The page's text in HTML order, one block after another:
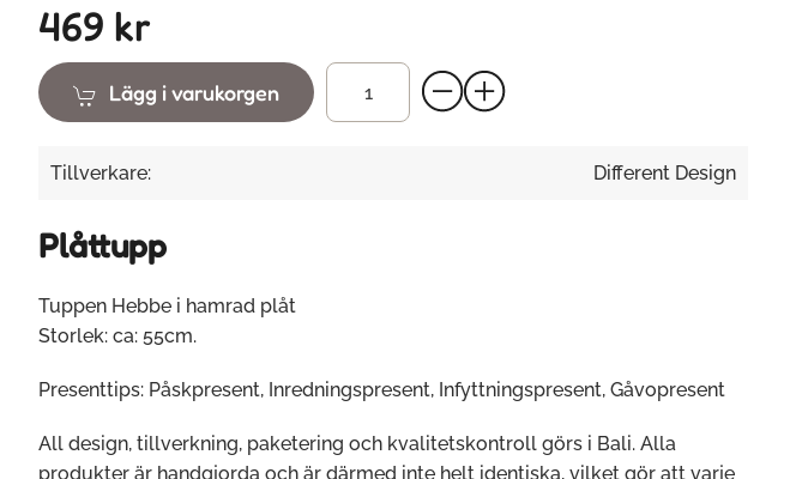
469 kr
Lägg i varukorgen
Tillverkare: Different Design
Plåttupp
Tuppen Hebbe i hamrad plåt
Storlek: ca: 55cm.
Presenttips: Påskpresent, Inredningspresent, Infyttningspresent, Gåvopresent
All design, tillverkning, paketering och kvalitetskontroll görs i Bali. Alla
produkter är handgjorda och är därmed inte helt identiska, vilket gör att varje